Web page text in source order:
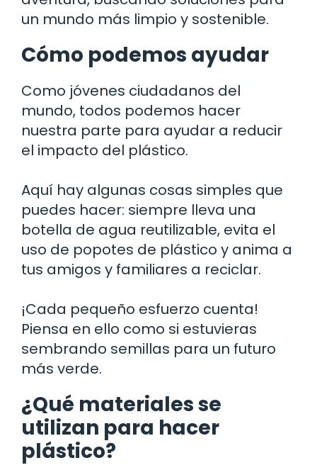
un mundo más limpio y sostenible.
Cómo podemos ayudar
Como jóvenes ciudadanos del
mundo, todos podemos hacer
nuestra parte para ayudar a reducir
el impacto del plástico.
Aquí hay algunas cosas simples que
puedes hacer: siempre lleva una
botella de agua reutilizable, evita el
uso de popotes de plástico y anima a
tus amigos y familiares a reciclar.
¡Cada pequeño esfuerzo cuenta!
Piensa en ello como si estuvieras
sembrando semillas para un futuro
más verde.
¿Qué materiales se
utilizan para hacer
plástico?